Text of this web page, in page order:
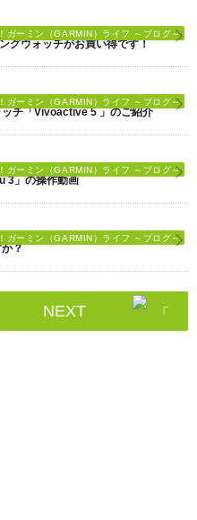
ガーミン（GARMIN）ライフ ～ブログ～
グウォッチがお買い得です！
ガーミン（GARMIN）ライフ ～ブログ～
ッチ「Vivoactive 5 」のご紹介
ガーミン（GARMIN）ライフ ～ブログ～
3」の操作動画
ガーミン（GARMIN）ライフ ～ブログ～
？
NEXT